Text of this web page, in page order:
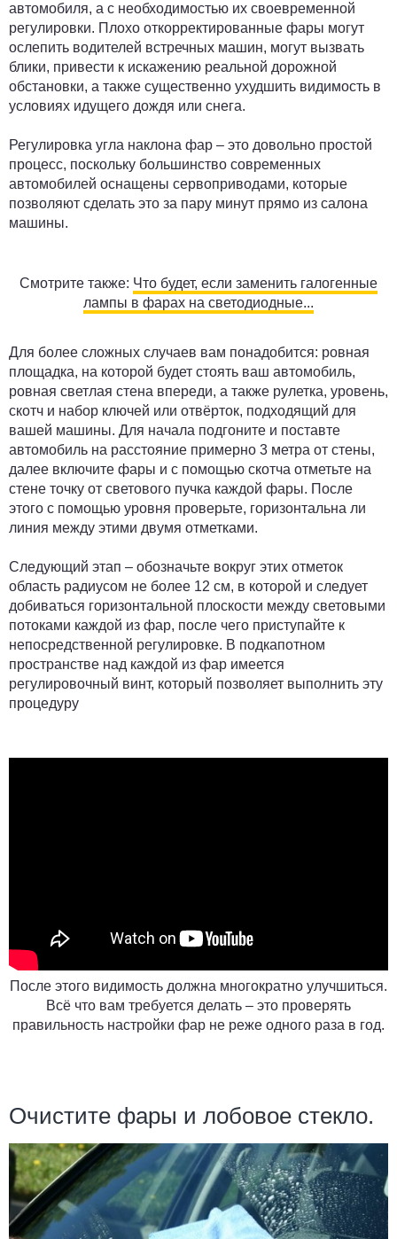
автомобиля, а с необходимостью их своевременной
регулировки. Плохо откорректированные фары могут
ослепить водителей встречных машин, могут вызвать
блики, привести к искажению реальной дорожной
обстановки, а также существенно ухудшить видимость в
условиях идущего дождя или снега.
Регулировка угла наклона фар – это довольно простой
процесс, поскольку большинство современных
автомобилей оснащены сервоприводами, которые
позволяют сделать это за пару минут прямо из салона
машины.
Смотрите также: Что будет, если заменить галогенные
лампы в фарах на светодиодные...
Для более сложных случаев вам понадобится: ровная
площадка, на которой будет стоять ваш автомобиль,
ровная светлая стена впереди, а также рулетка, уровень,
скотч и набор ключей или отвёрток, подходящий для
вашей машины. Для начала подгоните и поставте
автомобиль на расстояние примерно 3 метра от стены,
далее включите фары и с помощью скотча отметьте на
стене точку от светового пучка каждой фары. После
этого с помощью уровня проверьте, горизонтальна ли
линия между этими двумя отметками.
Следующий этап – обозначьте вокруг этих отметок
область радиусом не более 12 см, в которой и следует
добиваться горизонтальной плоскости между световыми
потоками каждой из фар, после чего приступайте к
непосредственной регулировке. В подкапотном
пространстве над каждой из фар имеется
регулировочный винт, который позволяет выполнить эту
процедуру
После этого видимость должна многократно улучшиться.
Всё что вам требуется делать – это проверять
правильность настройки фар не реже одного раза в год.
Очистите фары и лобовое стекло.